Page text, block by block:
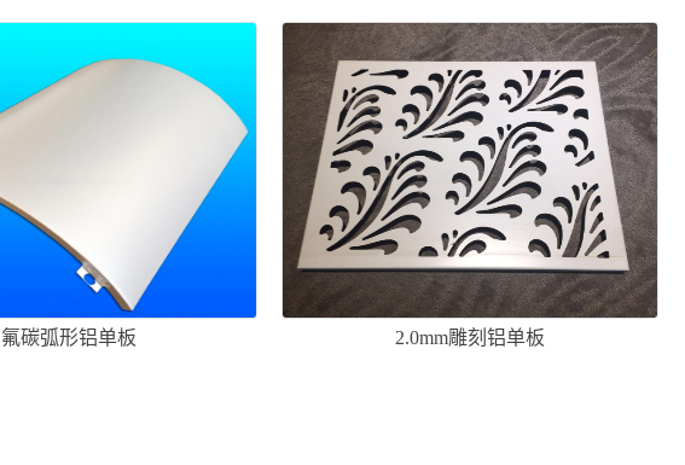
氟碳弧形铝单板 2.0mm雕刻铝单板